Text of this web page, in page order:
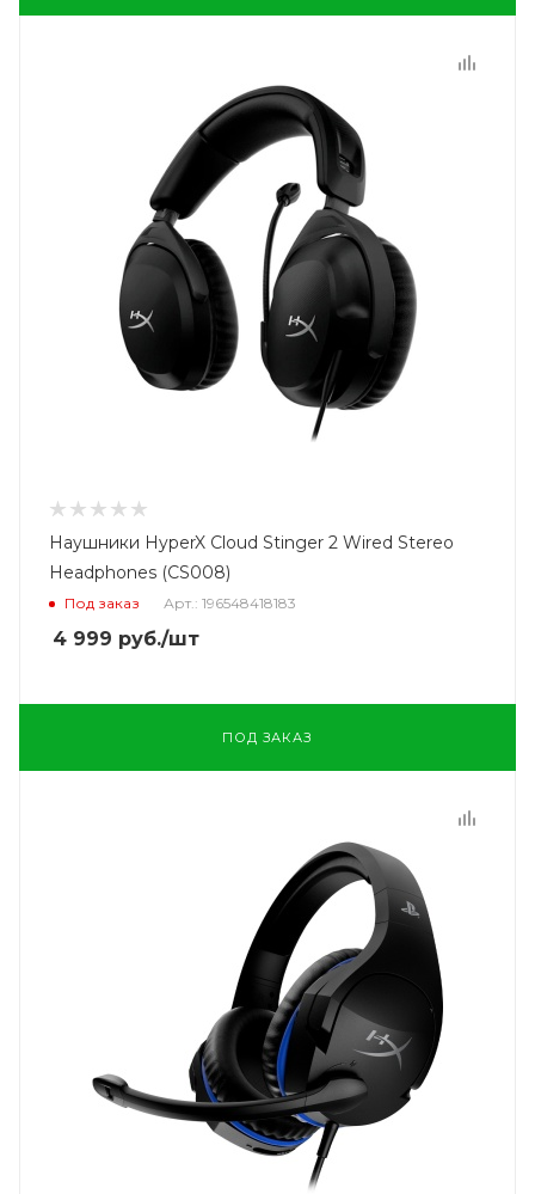
Наушники HyperX Cloud Stinger 2 Wired Stereo
Headphones (CS008)
Под заказ Арт.: 196548418183
4 999 руб./шт
ПОД ЗАКАЗ